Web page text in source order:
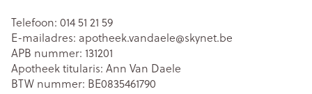
Telefoon: 014 51 21 59
E-mailadres: apotheek.vandaele@skynet.be
APB nummer: 131201
Apotheek titularis: Ann Van Daele
BTW nummer: BE0835461790